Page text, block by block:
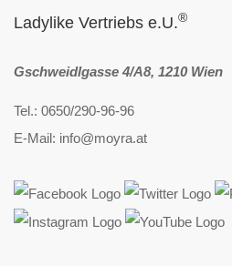
Ladylike Vertriebs e.U.®
Gschweidlgasse 4/A8, 1210 Wien
Tel.: 0650/290-96-96
E-Mail: info@moyra.at